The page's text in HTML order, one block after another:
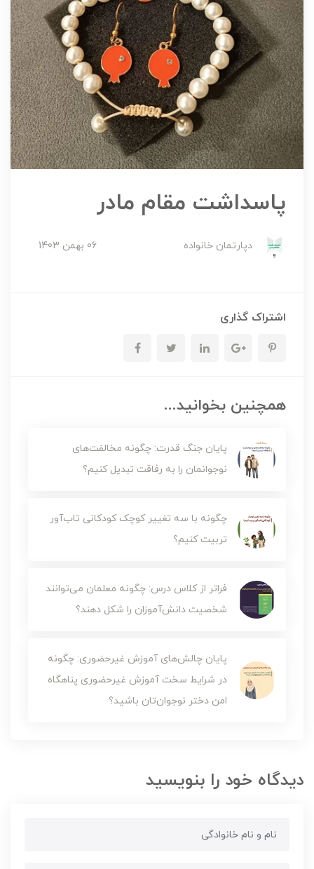
پاسداشت مقام مادر
دپارتمان خانواده 06 بهمن 1403
اشتراک گذاری
همچنین بخوانید...
پایان جنگ قدرت: چگونه مخالفت‌های
نوجوانمان را به رفاقت تبدیل کنیم؟
چگونه با سه تغییر کوچک کودکانی تاب‌آور
تربیت کنیم؟
فراتر از کلاس درس: چگونه معلمان می‌توانند
شخصیت دانش‌آموزان را شکل دهند؟
پایان چالش‌های آموزش‌ غیرحضوری: چگونه
در شرایط سخت آموزش غیرحضوری پناهگاه
امن دختر نوجوان‌تان باشید؟
دیدگاه خود را بنویسید